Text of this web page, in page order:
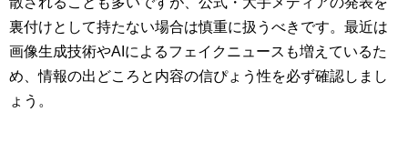
裏付けとして持たない場合は慎重に扱うべきです。最近は
画像生成技術やAIによるフェイクニュースも増えているた
め、情報の出どころと内容の信ぴょう性を必ず確認しまし
ょう。